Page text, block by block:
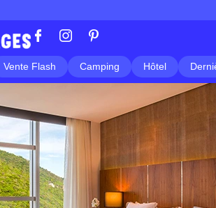
Vente Flash Camping Hôtel